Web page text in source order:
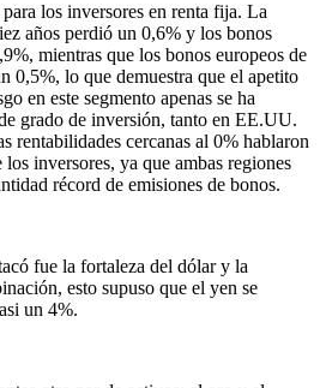
los inversores en renta fija. La
años perdió un 0,6% y los bonos
mientras que los bonos europeos de
0,5%, lo que demuestra que el apetito
en este segmento apenas se ha
grado de inversión, tanto en EE.UU.
rentabilidades cercanas al 0% hablaron
inversores, ya que ambas regiones
récord de emisiones de bonos.
fue la fortaleza del dólar y la
esto supuso que el yen se
un 4%.